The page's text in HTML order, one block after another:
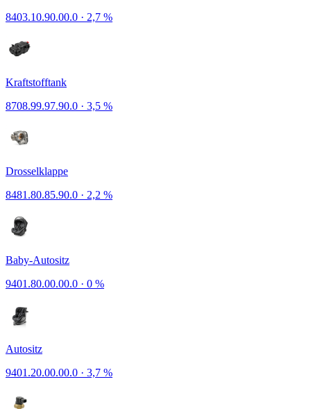
8403.10.90.00.0 · 2,7 %
Kraftstofftank
8708.99.97.90.0 · 3,5 %
Drosselklappe
8481.80.85.90.0 · 2,2 %
Baby-Autositz
9401.80.00.00.0 · 0 %
Autositz
9401.20.00.00.0 · 3,7 %